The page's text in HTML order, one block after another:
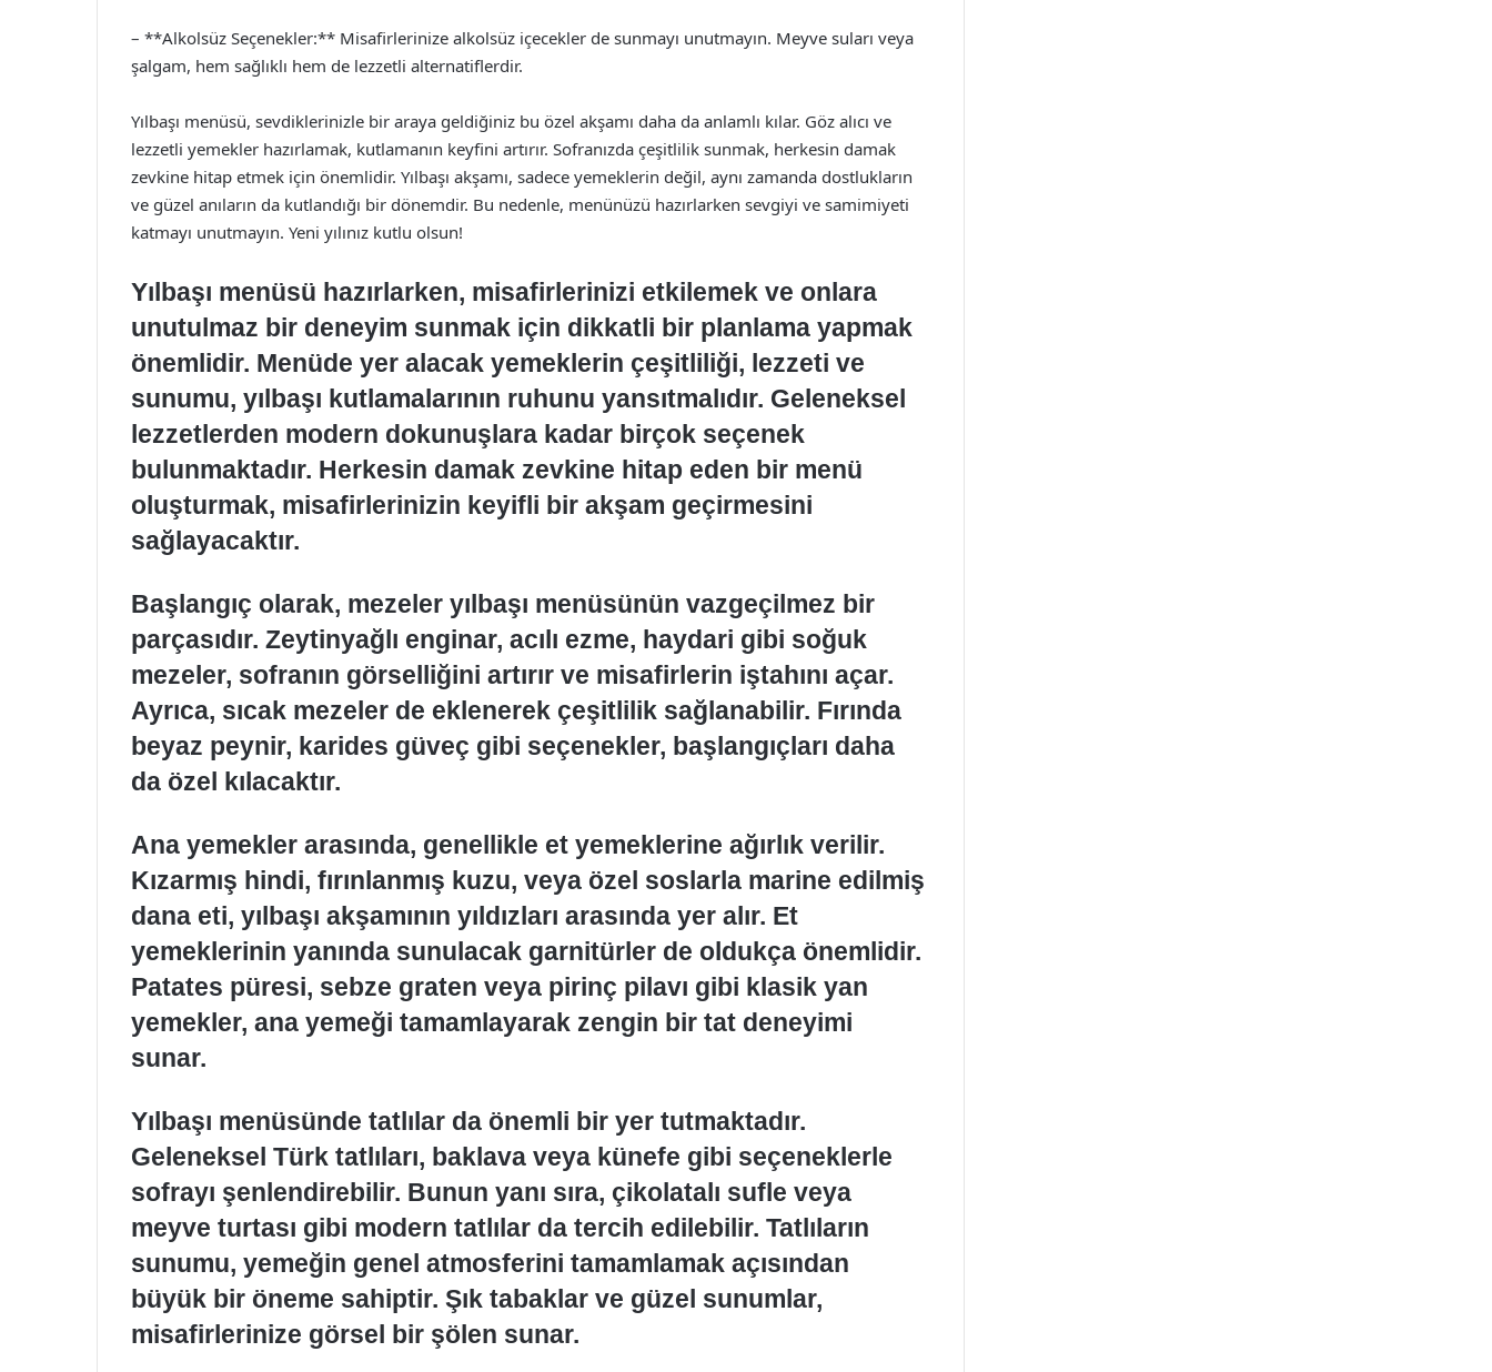
– **Alkolsüz Seçenekler:** Misafirlerinize alkolsüz içecekler de sunmayı unutmayın. Meyve suları veya
şalgam, hem sağlıklı hem de lezzetli alternatiflerdir.
Yılbaşı menüsü, sevdiklerinizle bir araya geldiğiniz bu özel akşamı daha da anlamlı kılar. Göz alıcı ve
lezzetli yemekler hazırlamak, kutlamanın keyfini artırır. Sofranızda çeşitlilik sunmak, herkesin damak
zevkine hitap etmek için önemlidir. Yılbaşı akşamı, sadece yemeklerin değil, aynı zamanda dostlukların
ve güzel anıların da kutlandığı bir dönemdir. Bu nedenle, menünüzü hazırlarken sevgiyi ve samimiyeti
katmayı unutmayın. Yeni yılınız kutlu olsun!
Yılbaşı menüsü hazırlarken, misafirlerinizi etkilemek ve onlara
unutulmaz bir deneyim sunmak için dikkatli bir planlama yapmak
önemlidir. Menüde yer alacak yemeklerin çeşitliliği, lezzeti ve
sunumu, yılbaşı kutlamalarının ruhunu yansıtmalıdır. Geleneksel
lezzetlerden modern dokunuşlara kadar birçok seçenek
bulunmaktadır. Herkesin damak zevkine hitap eden bir menü
oluşturmak, misafirlerinizin keyifli bir akşam geçirmesini
sağlayacaktır.
Başlangıç olarak, mezeler yılbaşı menüsünün vazgeçilmez bir
parçasıdır. Zeytinyağlı enginar, acılı ezme, haydari gibi soğuk
mezeler, sofranın görselliğini artırır ve misafirlerin iştahını açar.
Ayrıca, sıcak mezeler de eklenerek çeşitlilik sağlanabilir. Fırında
beyaz peynir, karides güveç gibi seçenekler, başlangıçları daha
da özel kılacaktır.
Ana yemekler arasında, genellikle et yemeklerine ağırlık verilir.
Kızarmış hindi, fırınlanmış kuzu, veya özel soslarla marine edilmiş
dana eti, yılbaşı akşamının yıldızları arasında yer alır. Et
yemeklerinin yanında sunulacak garnitürler de oldukça önemlidir.
Patates püresi, sebze graten veya pirinç pilavı gibi klasik yan
yemekler, ana yemeği tamamlayarak zengin bir tat deneyimi
sunar.
Yılbaşı menüsünde tatlılar da önemli bir yer tutmaktadır.
Geleneksel Türk tatlıları, baklava veya künefe gibi seçeneklerle
sofrayı şenlendirebilir. Bunun yanı sıra, çikolatalı sufle veya
meyve turtası gibi modern tatlılar da tercih edilebilir. Tatlıların
sunumu, yemeğin genel atmosferini tamamlamak açısından
büyük bir öneme sahiptir. Şık tabaklar ve güzel sunumlar,
misafirlerinize görsel bir şölen sunar.